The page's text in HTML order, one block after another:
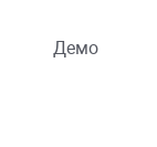
Демо